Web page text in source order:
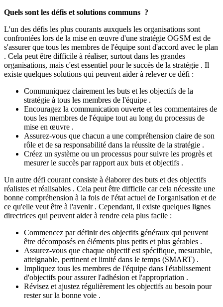
Quels sont les défis et solutions communs ?
L'un des défis les plus courants auxquels les organisations sont
confrontées lors de la mise en œuvre d'une stratégie OGSM est de
s'assurer que tous les membres de l'équipe sont d'accord avec le plan
. Cela peut être difficile à réaliser, surtout dans les grandes
organisations, mais c'est essentiel pour le succès de la stratégie . Il
existe quelques solutions qui peuvent aider à relever ce défi :
Communiquez clairement les buts et les objectifs de la
stratégie à tous les membres de l'équipe .
Encouragez la communication ouverte et les commentaires de
tous les membres de l'équipe tout au long du processus de
mise en œuvre .
Assurez-vous que chacun a une compréhension claire de son
rôle et de sa responsabilité dans la réussite de la stratégie .
Créez un système ou un processus pour suivre les progrès et
mesurer le succès par rapport aux buts et objectifs .
Un autre défi courant consiste à élaborer des buts et des objectifs
réalistes et réalisables . Cela peut être difficile car cela nécessite une
bonne compréhension à la fois de l'état actuel de l'organisation et de
ce qu'elle veut être à l'avenir . Cependant, il existe quelques lignes
directrices qui peuvent aider à rendre cela plus facile :
Commencez par définir des objectifs généraux qui peuvent
être décomposés en éléments plus petits et plus gérables .
Assurez-vous que chaque objectif est spécifique, mesurable,
atteignable, pertinent et limité dans le temps (SMART) .
Impliquez tous les membres de l'équipe dans l'établissement
d'objectifs pour assurer l'adhésion et l'appropriation .
Révisez et ajustez régulièrement les objectifs au besoin pour
rester sur la bonne voie .